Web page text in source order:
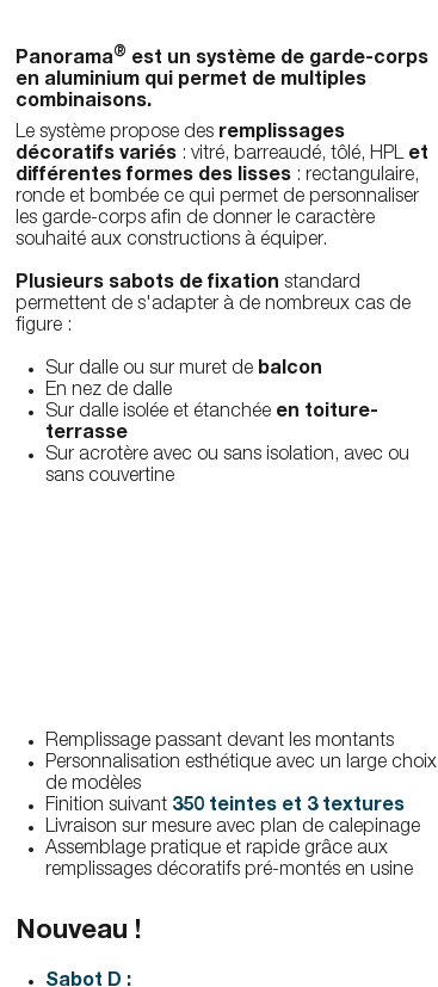
Panorama® est un système de garde-corps
en aluminium qui permet de multiples
combinaisons.
Le système propose des remplissages
décoratifs variés : vitré, barreaudé, tôlé, HPL et
différentes formes des lisses : rectangulaire,
ronde et bombée ce qui permet de personnaliser
les garde-corps afin de donner le caractère
souhaité aux constructions à équiper.
Plusieurs sabots de fixationstandard
permettent de s'adapter à de nombreux cas de
figure :
Sur dalle ou sur muret de balcon
En nez de dalle
Sur dalle isolée et étanchée en toiture-
terrasse
Sur acrotère avec ou sans isolation, avec ou
sans couvertine
Remplissage passant devant les montants
Personnalisation esthétique avec un large choix
de modèles
Finition suivant 350 teintes et 3 textures
Livraison sur mesure avec plan de calepinage
Assemblage pratique et rapide grâce aux
remplissages décoratifs pré-montés en usine
Nouveau !
Sabot D :